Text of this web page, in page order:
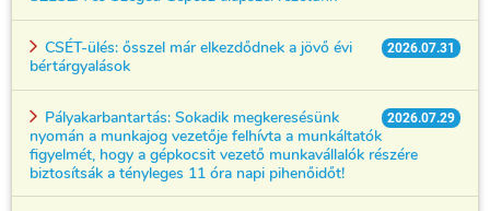
2026.07.31
CSÉT-ülés: ősszel már elkezdődnek a jövő évi
bértárgyalások
2026.07.29
Pályakarbantartás: Sokadik megkeresésünk
nyomán a munkajog vezetője felhívta a munkáltatók
figyelmét, hogy a gépkocsit vezető munkavállalók részére
biztosítsák a tényleges 11 óra napi pihenőidőt!